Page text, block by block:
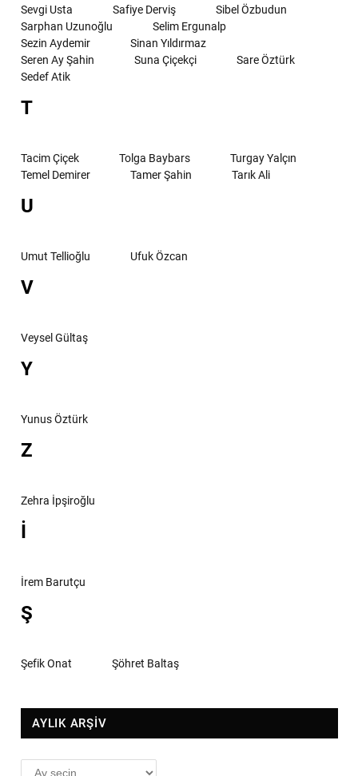
Sevgi Usta
Safiye Derviş
Sibel Özbudun
Sarphan Uzunoğlu
Selim Ergunalp
Sezin Aydemir
Sinan Yıldırmaz
Seren Ay Şahin
Suna Çiçekçi
Sare Öztürk
Sedef Atik
T
Tacim Çiçek Tolga Baybars
Turgay Yalçın
Temel Demirer
Tamer Şahin Tarık Ali
U
Umut Tellioğlu Ufuk Özcan
V
Veysel Gültaş
Y
Yunus Öztürk
Z
Zehra İpşiroğlu
İ
İrem Barutçu
Ş
Şefik Onat Şöhret Baltaş
AYLIK ARŞİV
AYLIK